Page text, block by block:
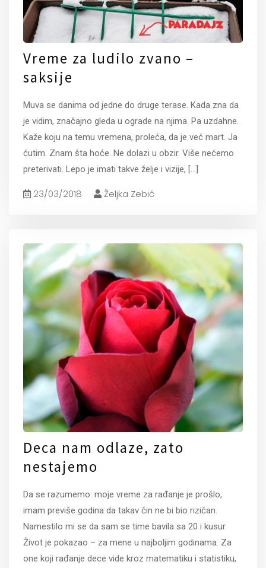
Vreme za ludilo zvano –
saksije
Muva se danima od jedne do druge terase. Kada zna da
je vidim, značajno gleda u ograde na njima. Pa uzdahne.
Kaže koju na temu vremena, proleća, da je već mart. Ja
ćutim. Znam šta hoće. Ne dolazi u obzir. Više nećemo
preterivati. Lepo je imati takve želje i vizije, [...]
23/03/2018 Željka Zebić
Deca nam odlaze, zato
nestajemo
Da se razumemo: moje vreme za rađanje je prošlo,
imam previše godina da takav čin ne bi bio rizičan.
Namestilo mi se da sam se time bavila sa 20 i kusur.
Život je pokazao – za mene u najboljim godinama. Za
one koji rađanje dece vide kroz matematiku i statistiku,